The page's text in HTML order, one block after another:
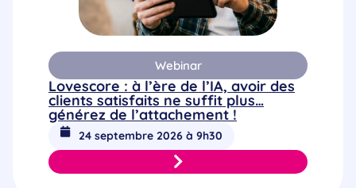
Webinar
Lovescore : à l’ère de l’IA, avoir des
clients satisfaits ne suffit plus…
générez de l’attachement !
24 septembre 2026 à 9h30